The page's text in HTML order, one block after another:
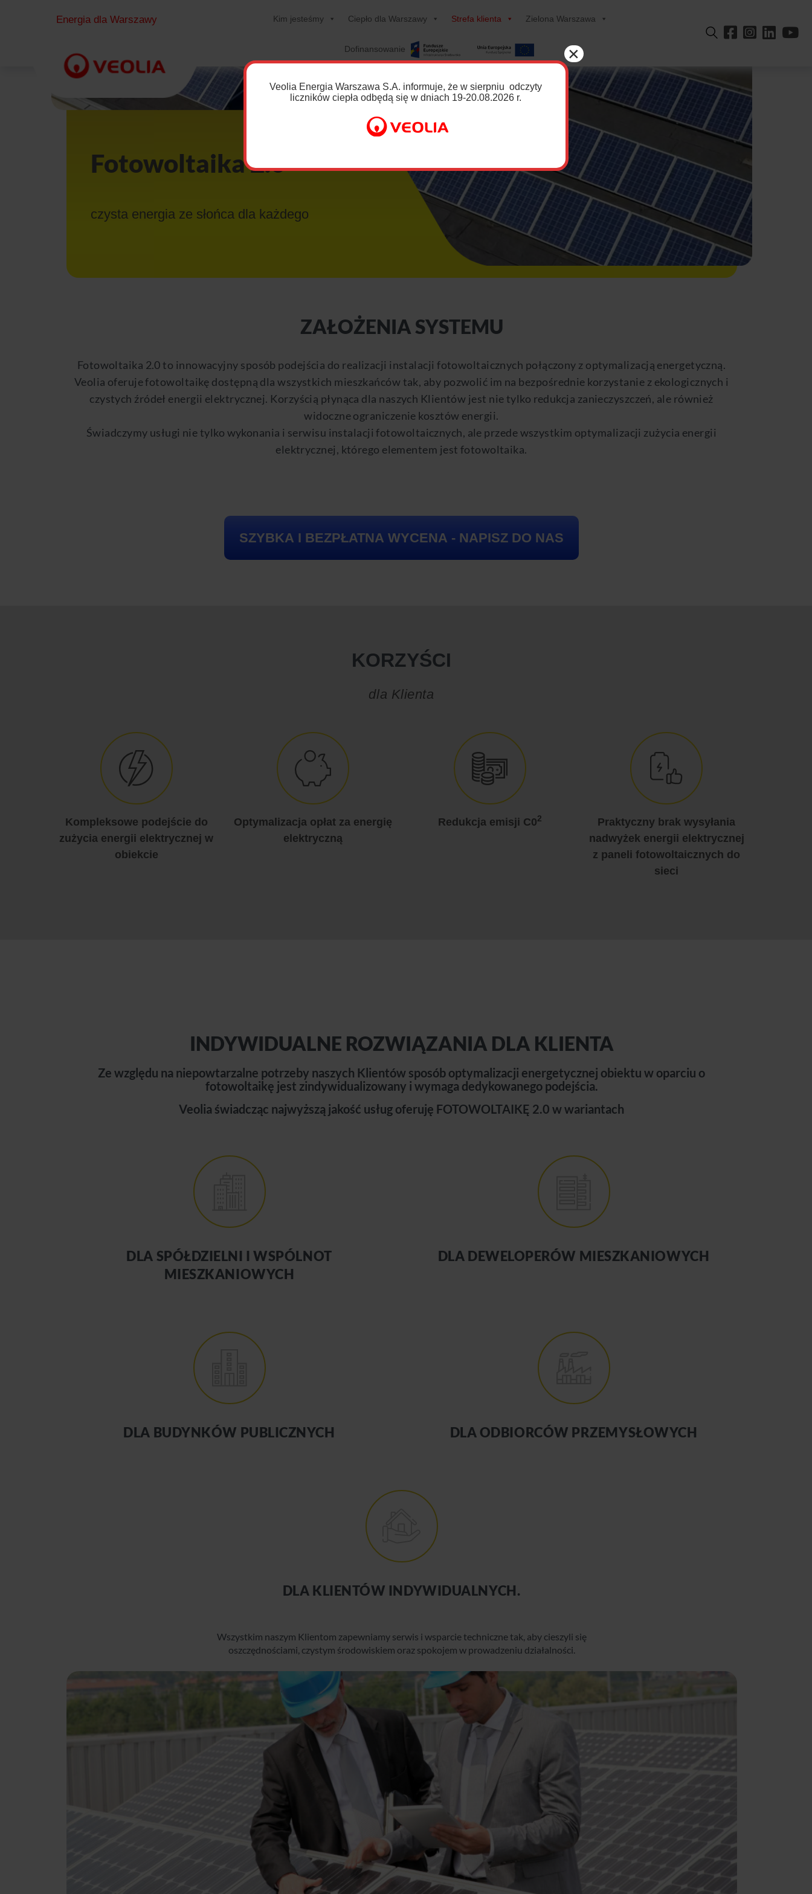
Energia dla Warszawy Kim jesteśmy Ciepło dla Warszawy Strefa klienta Zielona Warszawa
Dofinansowanie
Fotowoltaika 2.0
czysta energia ze słońca dla każdego
ZAŁOŻENIA SYSTEMU
Fotowoltaika 2.0 to innowacyjny sposób podejścia do realizacji instalacji fotowoltaicznych połączony z optymalizacją energetyczną.
Veolia oferuje fotowoltaikę dostępną dla wszystkich mieszkańców tak, aby pozwolić im na bezpośrednie korzystanie z ekologicznych i
czystych źródeł energii elektrycznej. Korzyścią płynąca dla naszych Klientów jest nie tylko redukcja zanieczyszczeń, ale również
widoczne ograniczenie kosztów energii.
Świadczymy usługi nie tylko wykonania i serwisu instalacji fotowoltaicznych, ale przede wszystkim optymalizacji zużycia energii
elektrycznej, którego elementem jest fotowoltaika.
SZYBKA I BEZPŁATNA WYCENA - NAPISZ DO NAS
KORZYŚCI
dla Klienta
Kompleksowe podejście do
zużycia energii elektrycznej w
obiekcie
Optymalizacja opłat za energię
elektryczną
Redukcja emisji C02
Praktyczny brak wysyłania
nadwyżek energii elektrycznej
z paneli fotowoltaicznych do
sieci
INDYWIDUALNE ROZWIĄZANIA DLA KLIENTA
Ze względu na niepowtarzalne potrzeby naszych Klientów sposób optymalizacji energetycznej obiektu w oparciu o
fotowoltaikę jest zindywidualizowany i wymaga dedykowanego podejścia.
Veolia świadcząc najwyższą jakość usług oferuję FOTOWOLTAIKĘ 2.0 w wariantach
DLA SPÓŁDZIELNI I WSPÓLNOT
MIESZKANIOWYCH
DLA DEWELOPERÓW MIESZKANIOWYCH
DLA BUDYNKÓW PUBLICZNYCH DLA ODBIORCÓW PRZEMYSŁOWYCH
DLA KLIENTÓW INDYWIDUALNYCH.
Wszystkim naszym Klientom zapewniamy serwis i wsparcie techniczne tak, aby cieszyli się
oszczędnościami, czystym środowiskiem oraz spokojem w prowadzeniu działalności.
Veolia Energia Warszawa S.A. informuje, że wsierpniuodczyty
liczników ciepła odbędą sięw dniach 19-20.08.2026 r.
×